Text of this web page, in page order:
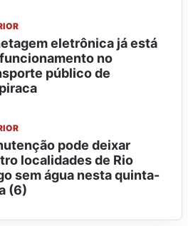
eletrônica já está
no
público de
pode deixar
localidades de Rio
sem água nesta quinta-
(6)